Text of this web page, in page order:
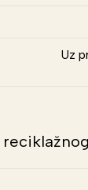
Uz